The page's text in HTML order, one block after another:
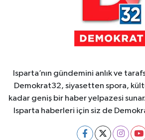
Isparta’nın gündemini anlık ve
Demokrat32, siyasetten spora,
kadar geniş bir haber yelpazesi
Isparta haberleri için siz de